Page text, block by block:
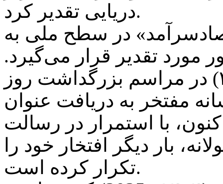
دریایی تقدیر کرد.
در سطح ملی به
مورد تقدیر قرار می‌گیرد.
نخستین بار در سال (۱۴۰۱- ۲۰۲۲) در مراسم بزرگداشت روز
مفتخر به دریافت عنوان
با استمرار در رسالت
بار دیگر افتخار خود را
تکرار کرده است.